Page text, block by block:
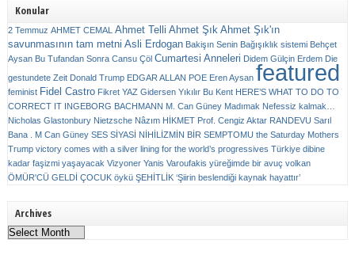
Konular
2 Temmuz AHMET CEMAL Ahmet Telli Ahmet Şık Ahmet Şık'ın
savunmasının tam metni Asli Erdogan Bakişın Senin Bağışıklık sistemi Behçet
Aysan Bu Tufandan Sonra Cansu Çöl Cumartesi Anneleri Didem Gülçin Erdem Die
gestundete Zeit Donald Trump EDGAR ALLAN POE Eren Aysan featured
feminist Fidel Castro Fikret YAZ Gidersen Yıkılır Bu Kent HERE’S WHAT TO DO TO
CORRECT IT INGEBORG BACHMANN M. Can Güney Madımak Nefessiz kalmak…
Nicholas Glastonbury Nietzsche Nâzım HİKMET Prof. Cengiz Aktar RANDEVU Sarıl
Bana . M Can Güney SES SİYASİ NİHİLİZMİN BİR SEMPTOMU the Saturday Mothers
Trump victory comes with a silver lining for the world’s progressives Türkiye dibine
kadar faşizmi yaşayacak Vizyoner Yanis Varoufakis yüreğimde bir avuç volkan
ÖMÜR'CÜ GELDİ ÇOCUK öykü ŞEHİTLİK ‘Şiirin beslendiği kaynak hayattır’
Archives
Archives